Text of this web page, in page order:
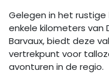
Gelegen in het rustige
enkele kilometers van
Barvaux, biedt deze
vertrekpunt voor
avonturen in de regio.